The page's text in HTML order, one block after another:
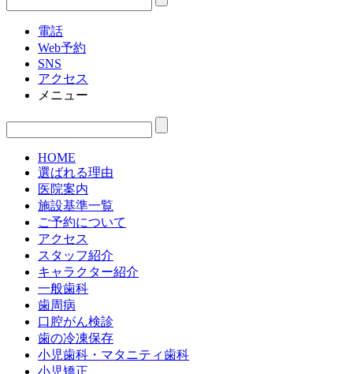
電話
Web予約
SNS
アクセス
メニュー
HOME
選ばれる理由
医院案内
施設基準一覧
ご予約について
アクセス
スタッフ紹介
キャラクター紹介
一般歯科
歯周病
口腔がん検診
歯の冷凍保存
小児歯科・マタニティ歯科
小児矯正